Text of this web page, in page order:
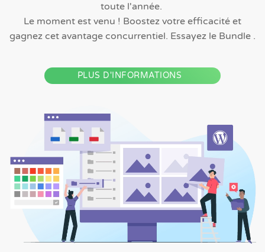
toute l'année.
Le moment est venu ! Boostez votre efficacité et
gagnez cet avantage concurrentiel. Essayez le Bundle .
PLUS D'INFORMATIONS